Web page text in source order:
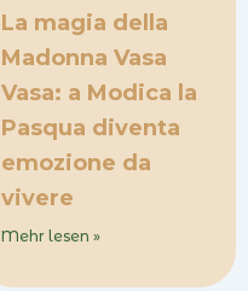
La magia della
Madonna Vasa
Vasa: a Modica la
Pasqua diventa
emozione da
vivere
Mehr lesen »